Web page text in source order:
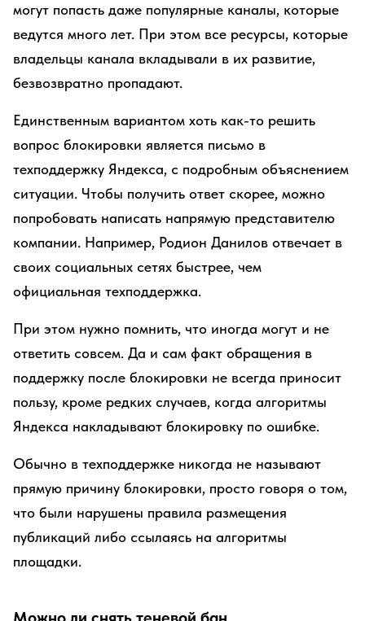
могут попасть даже популярные каналы, которые
ведутся много лет. При этом все ресурсы, которые
владельцы канала вкладывали в их развитие,
безвозвратно пропадают.
Единственным вариантом хоть как-то решить
вопрос блокировки является письмо в
техподдержку Яндекса, с подробным объяснением
ситуации. Чтобы получить ответ скорее, можно
попробовать написать напрямую представителю
компании. Например, Родион Данилов отвечает в
своих социальных сетях быстрее, чем
официальная техподдержка.
При этом нужно помнить, что иногда могут и не
ответить совсем. Да и сам факт обращения в
поддержку после блокировки не всегда приносит
пользу, кроме редких случаев, когда алгоритмы
Яндекса накладывают блокировку по ошибке.
Обычно в техподдержке никогда не называют
прямую причину блокировки, просто говоря о том,
что были нарушены правила размещения
публикаций либо ссылаясь на алгоритмы
площадки.